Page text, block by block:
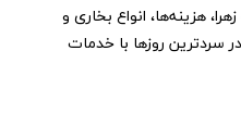
هزینه‌ها، انواع بخاری و
سردترین روزها با خدمات